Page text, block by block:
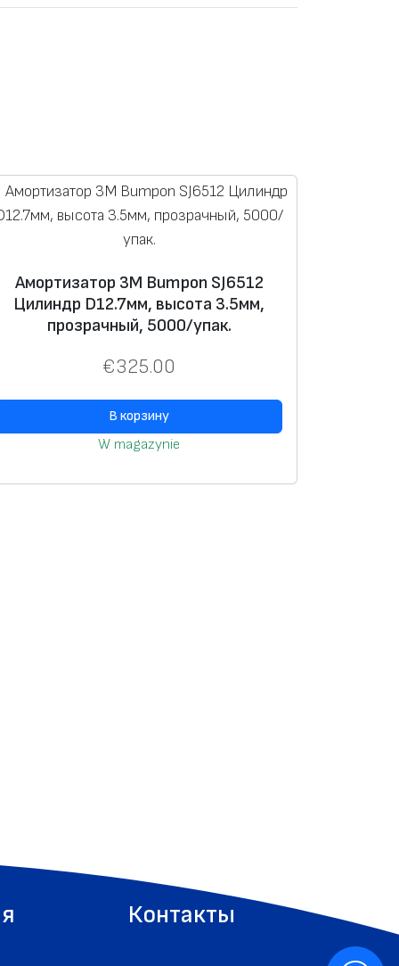
Амортизатор 3M Bumpon SJ6512
Цилиндр D12.7мм, высота 3.5мм,
прозрачный, 5000/упак.
€325.00
В корзину
W magazynie
Контакты